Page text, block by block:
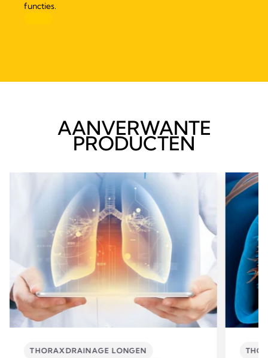
functies.
AANVERWANTE
PRODUCTEN
THORAXDRAINAGE LONGEN